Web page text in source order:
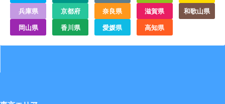
兵庫県
京都府 奈良県 滋賀県
和歌山県
岡山県
香川県 愛媛県 高知県